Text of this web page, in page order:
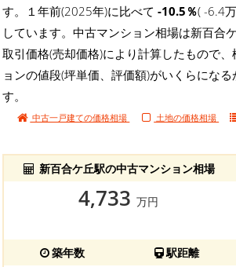
す。１年前(2025年)に比べて -10.5％( -6.4
しています。中古マンション相場は新百合
取引価格(売却価格)により計算したもので
ョンの値段(坪単価、評価額)がいくらにな
す。
中古一戸建ての価格相場 土地の価格相場
新百合ケ丘駅の中古マンション相場
4,733 万円
築年数 駅距離